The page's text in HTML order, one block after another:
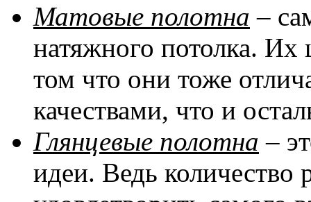
Матовые полотна –
натяжного потолка. Их
том что они тоже
качествами, что и
Глянцевые полотна –
идеи. Ведь количество